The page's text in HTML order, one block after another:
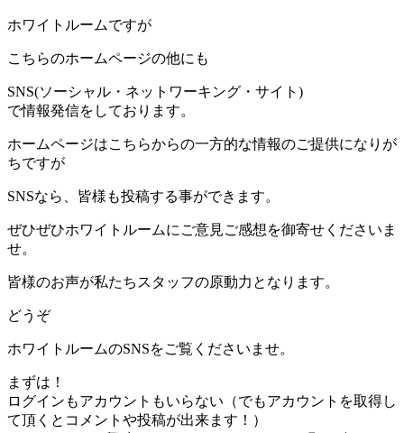
ホワイトルームですが
こちらのホームページの他にも
SNS(ソーシャル・ネットワーキング・サイト)
で情報発信をしております。
ホームページはこちらからの一方的な情報のご提供になりが
ちですが
SNSなら、皆様も投稿する事ができます。
ぜひぜひホワイトルームにご意見ご感想を御寄せくださいま
せ。
皆様のお声が私たちスタッフの原動力となります。
どうぞ
ホワイトルームのSNSをご覧くださいませ。
まずは！
ログインもアカウントもいらない（でもアカウントを取得し
て頂くとコメントや投稿が出来ます！）